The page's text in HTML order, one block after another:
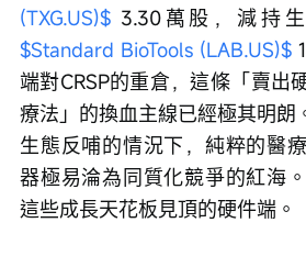
(TXG.US)$ 3.30萬股，減持
$Standard BioTools (LAB.US)$
端對CRSP的重倉，這條「賣出
療法」的換血主線已經極其明朗
生態反哺的情況下，純粹的醫
器極易淪為同質化競爭的紅海
這些成長天花板見頂的硬件端。